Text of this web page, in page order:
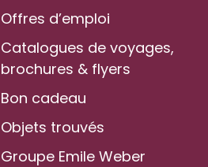
Offres d’emploi
Catalogues de voyages,
brochures & flyers
Bon cadeau
Objets trouvés
Groupe Emile Weber